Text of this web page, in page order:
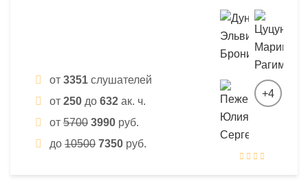
от 3351 слушателей
от 250 до 632 ак. ч.
от 5700 3990 руб.
до 10500 7350 руб.
+4